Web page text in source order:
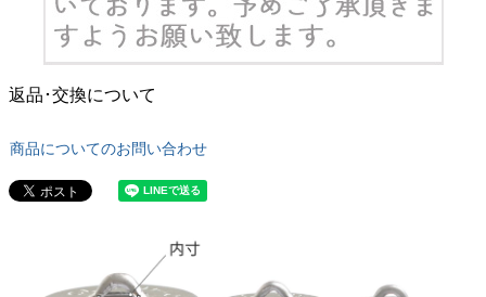
返品･交換について
商品についてのお問い合わせ